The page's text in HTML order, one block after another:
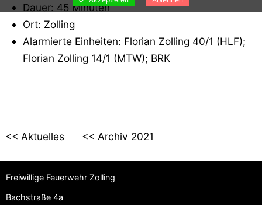
Dauer: 45 Minuten
Ort: Zolling
Alarmierte Einheiten: Florian Zolling 40/1 (HLF);
Florian Zolling 14/1 (MTW); BRK
<< Aktuelles << Archiv 2021
Freiwillige Feuerwehr Zolling
Bachstraße 4a